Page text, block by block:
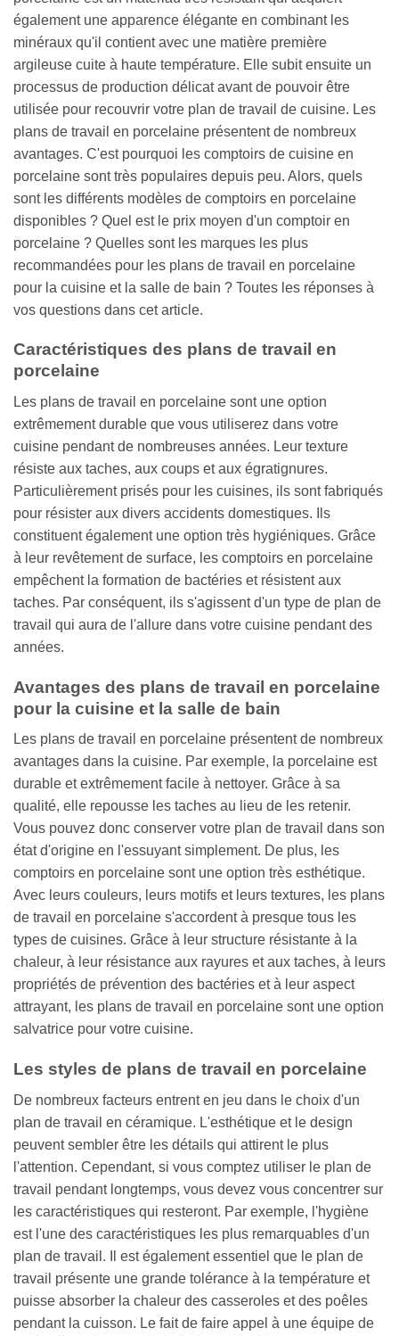
également une apparence élégante en combinant les
minéraux qu'il contient avec une matière première
argileuse cuite à haute température. Elle subit ensuite un
processus de production délicat avant de pouvoir être
utilisée pour recouvrir votre plan de travail de cuisine. Les
plans de travail en porcelaine présentent de nombreux
avantages. C'est pourquoi les comptoirs de cuisine en
porcelaine sont très populaires depuis peu. Alors, quels
sont les différents modèles de comptoirs en porcelaine
disponibles ? Quel est le prix moyen d'un comptoir en
porcelaine ? Quelles sont les marques les plus
recommandées pour les plans de travail en porcelaine
pour la cuisine et la salle de bain ? Toutes les réponses à
vos questions dans cet article.
Caractéristiques des plans de travail en
porcelaine
Les plans de travail en porcelaine sont une option
extrêmement durable que vous utiliserez dans votre
cuisine pendant de nombreuses années. Leur texture
résiste aux taches, aux coups et aux égratignures.
Particulièrement prisés pour les cuisines, ils sont fabriqués
pour résister aux divers accidents domestiques. Ils
constituent également une option très hygiéniques. Grâce
à leur revêtement de surface, les comptoirs en porcelaine
empêchent la formation de bactéries et résistent aux
taches. Par conséquent, ils s'agissent d'un type de plan de
travail qui aura de l'allure dans votre cuisine pendant des
années.
Avantages des plans de travail en porcelaine
pour la cuisine et la salle de bain
Les plans de travail en porcelaine présentent de nombreux
avantages dans la cuisine. Par exemple, la porcelaine est
durable et extrêmement facile à nettoyer. Grâce à sa
qualité, elle repousse les taches au lieu de les retenir.
Vous pouvez donc conserver votre plan de travail dans son
état d'origine en l'essuyant simplement. De plus, les
comptoirs en porcelaine sont une option très esthétique.
Avec leurs couleurs, leurs motifs et leurs textures, les plans
de travail en porcelaine s'accordent à presque tous les
types de cuisines. Grâce à leur structure résistante à la
chaleur, à leur résistance aux rayures et aux taches, à leurs
propriétés de prévention des bactéries et à leur aspect
attrayant, les plans de travail en porcelaine sont une option
salvatrice pour votre cuisine.
Les styles de plans de travail en porcelaine
De nombreux facteurs entrent en jeu dans le choix d'un
plan de travail en céramique. L'esthétique et le design
peuvent sembler être les détails qui attirent le plus
l'attention. Cependant, si vous comptez utiliser le plan de
travail pendant longtemps, vous devez vous concentrer sur
les caractéristiques qui resteront. Par exemple, l'hygiène
est l'une des caractéristiques les plus remarquables d'un
plan de travail. Il est également essentiel que le plan de
travail présente une grande tolérance à la température et
puisse absorber la chaleur des casseroles et des poêles
pendant la cuisson. Le fait de faire appel à une équipe de